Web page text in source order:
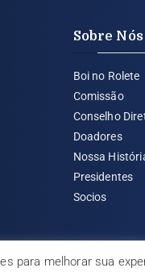
Sobre Nós
Boi no Rolete
Comissão
Conselho
Doadores
Nossa
Presidentes
Socios
para melhorar sua